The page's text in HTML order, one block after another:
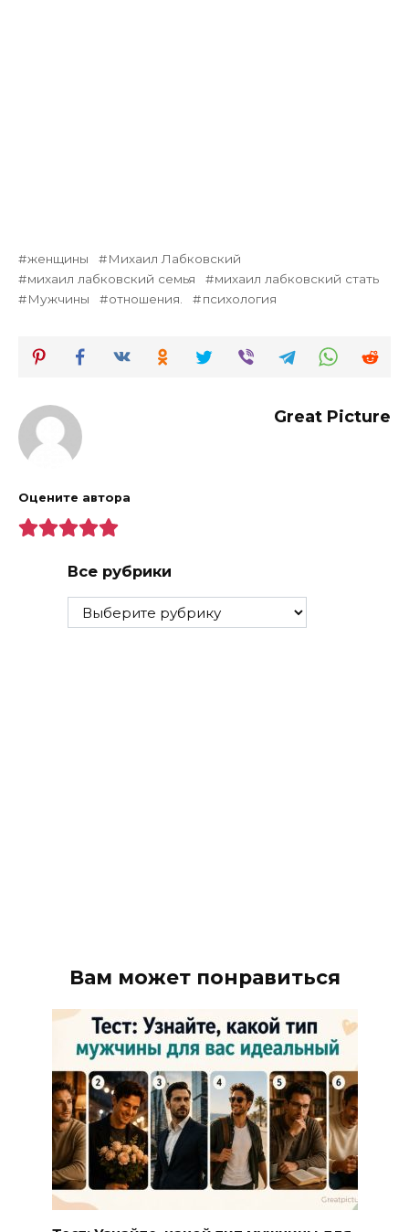
женщины
Михаил Лабковский
михаил лабковский семья
михаил лабковский стать
Мужчины
отношения. психология
Great Picture
Оцените автора
Все рубрики
Все
рубрики
Вам может понравиться